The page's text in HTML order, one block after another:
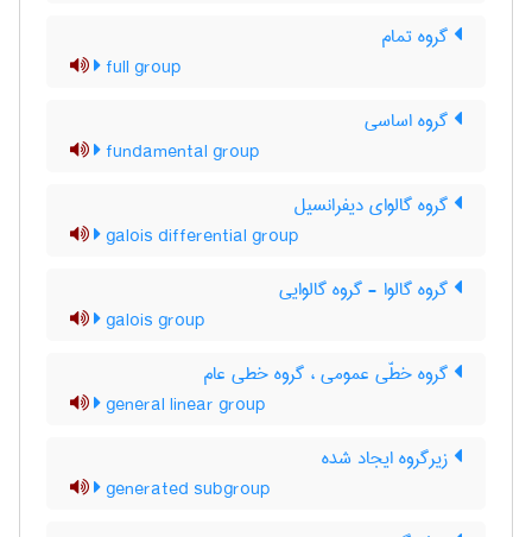
گروه تمام
full group
گروه اساسی
fundamental group
گروه گالوای دیفرانسیل
galois differential group
گروه گالوا - گروه گالوایی
galois group
گروه خطّی عمومی ، گروه خطی عام
general linear group
زیرگروه ایجاد شده
generated subgroup